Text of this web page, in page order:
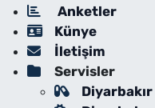
Anketler
Künye
İletişim
Servisler